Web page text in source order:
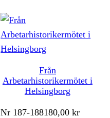
Från
Arbetarhistorikermötet i
Helsingborg
Nr 187-188180,00kr